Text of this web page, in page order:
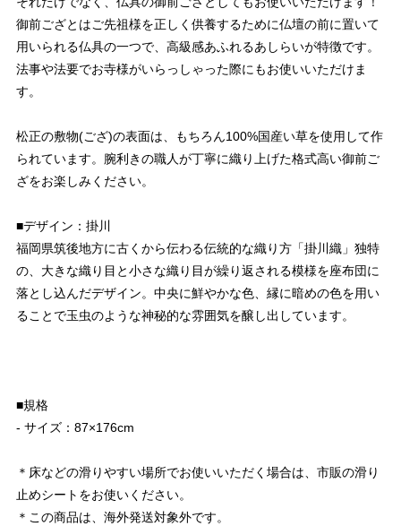
御前ござとはご先祖様を正しく供養するために仏壇の前に置いて
用いられる仏具の一つで、高級感あふれるあしらいが特徴です。
法事や法要でお寺様がいらっしゃった際にもお使いいただけま
す。
松正の敷物(ござ)の表面は、もちろん100%国産い草を使用して作
られています。腕利きの職人が丁寧に織り上げた格式高い御前ご
ざをお楽しみください。
■デザイン：掛川
福岡県筑後地方に古くから伝わる伝統的な織り方「掛川織」独特
の、大きな織り目と小さな織り目が繰り返される模様を座布団に
落とし込んだデザイン。中央に鮮やかな色、縁に暗めの色を用い
ることで玉虫のような神秘的な雰囲気を醸し出しています。
■規格
- サイズ：87×176cm
＊床などの滑りやすい場所でお使いいただく場合は、市販の滑り
止めシートをお使いください。
＊この商品は、海外発送対象外です。